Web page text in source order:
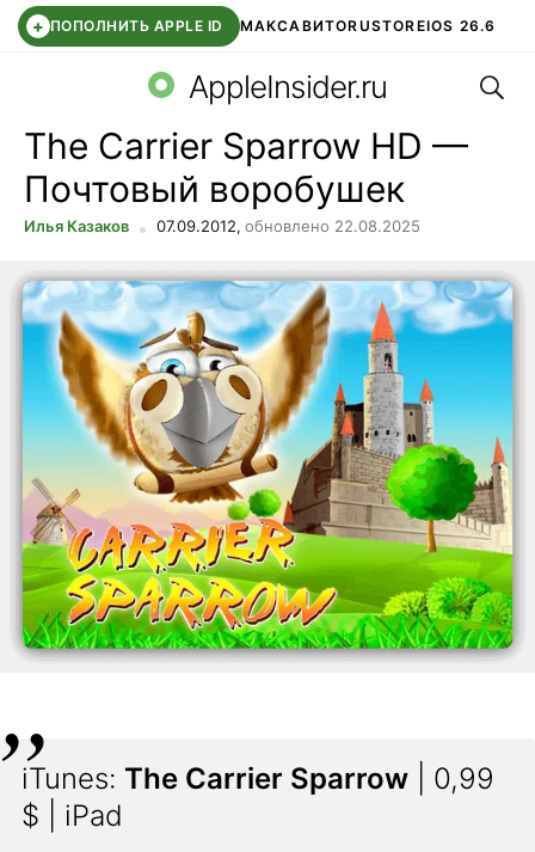
+ ПОПОЛНИТЬ APPLE ID МАКСАВИТОRUSTOREIOS 26.6
СБЕР КИДС ВТБ ОНЛАЙН ЧАТ В ROBLOX
AppleInsider.ru
The Carrier Sparrow HD —
Почтовый воробушек
Илья Казаков 07.09.2012, обновлено 22.08.2025
iTunes: The Carrier Sparrow | 0,99
$ | iPad